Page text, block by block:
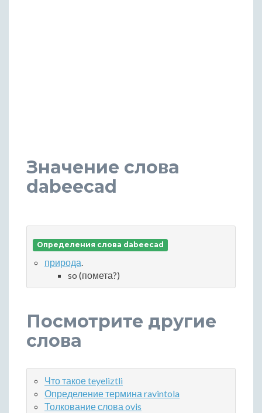
Значение слова
dabeecad
Определения слова dabeecad
природа.
so (помета?)
Посмотрите другие
слова
Что такое teyeliztli
Определение термина ravintola
Толкование слова ovis